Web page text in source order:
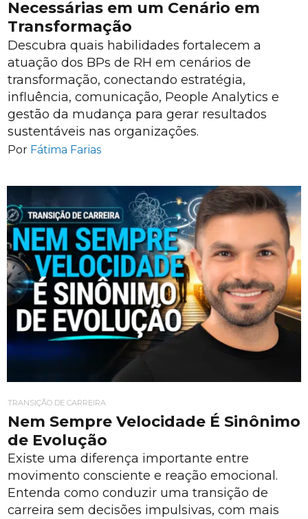
Necessárias em um Cenário em
Transformação
Descubra quais habilidades fortalecem a
atuação dos BPs de RH em cenários de
transformação, conectando estratégia,
influência, comunicação, People Analytics e
gestão da mudança para gerar resultados
sustentáveis nas organizações.
Por Fátima Farias
TRANSIÇÃO DE CARREIRA
Nem Sempre Velocidade É Sinônimo
de Evolução
Existe uma diferença importante entre
movimento consciente e reação emocional.
Entenda como conduzir uma transição de
carreira sem decisões impulsivas, com mais